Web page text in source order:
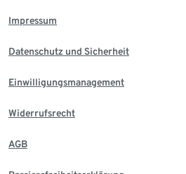
Impressum
Datenschutz und Sicherheit
Einwilligungsmanagement
Widerrufsrecht
AGB